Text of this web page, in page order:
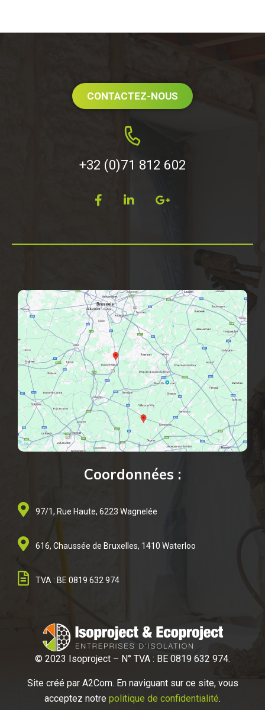
CONTACTEZ-NOUS
+32 (0)71 812 602
© 2023 Isoproject – N° TVA : BE 0819 632 974.
Site créé par A2Com. En naviguant sur ce site, vous
acceptez notre politique de confidentialité.
Coordonnées :
97/1, Rue Haute, 6223 Wagnelée
616, Chaussée de Bruxelles, 1410 Waterloo
TVA : BE 0819 632 974